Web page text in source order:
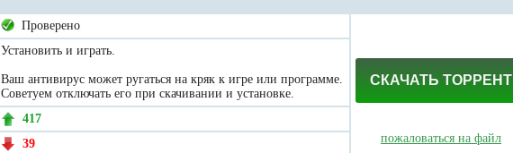
Проверено
СКАЧАТЬ ТОРРЕНТ
пожаловаться на файл
Установить и играть.
Ваш антивирус может ругаться на кряк к игре или программе.
Советуем отключать его при скачивании и установке.
417
39